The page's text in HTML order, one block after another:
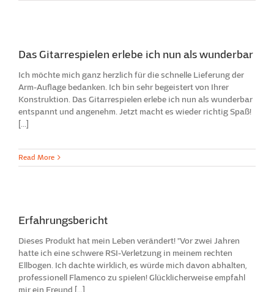
Das Gitarrespielen erlebe ich nun als wunderbar
Ich möchte mich ganz herzlich für die schnelle Lieferung der
Arm-Auflage bedanken. Ich bin sehr begeistert von Ihrer
Konstruktion. Das Gitarrespielen erlebe ich nun als wunderbar
entspannt und angenehm. Jetzt macht es wieder richtig Spaß!
[...]
Read More
Erfahrungsbericht
Dieses Produkt hat mein Leben verändert! "Vor zwei Jahren
hatte ich eine schwere RSI-Verletzung in meinem rechten
Ellbogen. Ich dachte wirklich, es würde mich davon abhalten,
professionell Flamenco zu spielen! Glücklicherweise empfahl
mir ein Freund [...]